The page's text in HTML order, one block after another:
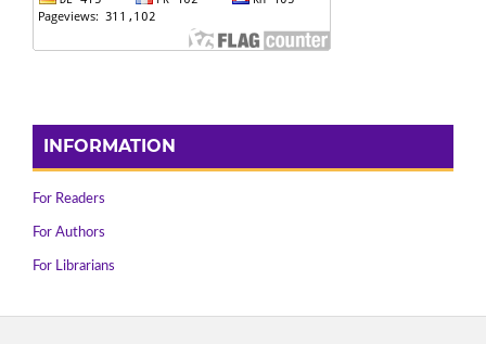
INFORMATION
For Readers
For Authors
For Librarians